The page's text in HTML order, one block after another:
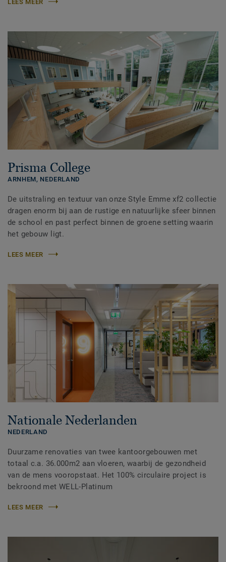
LEES MEER
Prisma College
ARNHEM, NEDERLAND
De uitstraling en textuur van onze Style Emme xf2 collectie
dragen enorm bij aan de rustige en natuurlijke sfeer binnen
de school en past perfect binnen de groene setting waarin
het gebouw ligt.
LEES MEER
Nationale Nederlanden
NEDERLAND
Duurzame renovaties van twee kantoorgebouwen met
totaal c.a. 36.000m2 aan vloeren, waarbij de gezondheid
van de mens vooropstaat. Het 100% circulaire project is
bekroond met WELL-Platinum
LEES MEER